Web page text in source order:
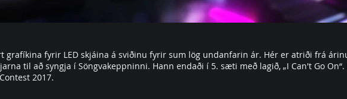
grafíkina fyrir LED skjáina á sviðinu fyrir sum lög undanfarin ár. Hér er atriði frá
til að syngja í Söngvakeppninni. Hann endaði í 5. sæti með lagið, „I Can't Go
2017.